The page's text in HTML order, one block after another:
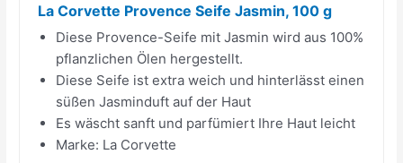
La Corvette Provence Seife Jasmin, 100 g
Diese Provence-Seife mit Jasmin wird aus 100%
pflanzlichen Ölen hergestellt.
Diese Seife ist extra weich und hinterlässt einen
süßen Jasminduft auf der Haut
Es wäscht sanft und parfümiert Ihre Haut leicht
Marke: La Corvette